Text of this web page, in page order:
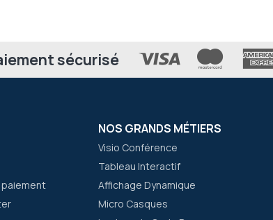
sécurisé
NOS GRANDS MÉTIERS
Visio Conférence
Tableau Interactif
Affichage Dynamique
Micro Casques